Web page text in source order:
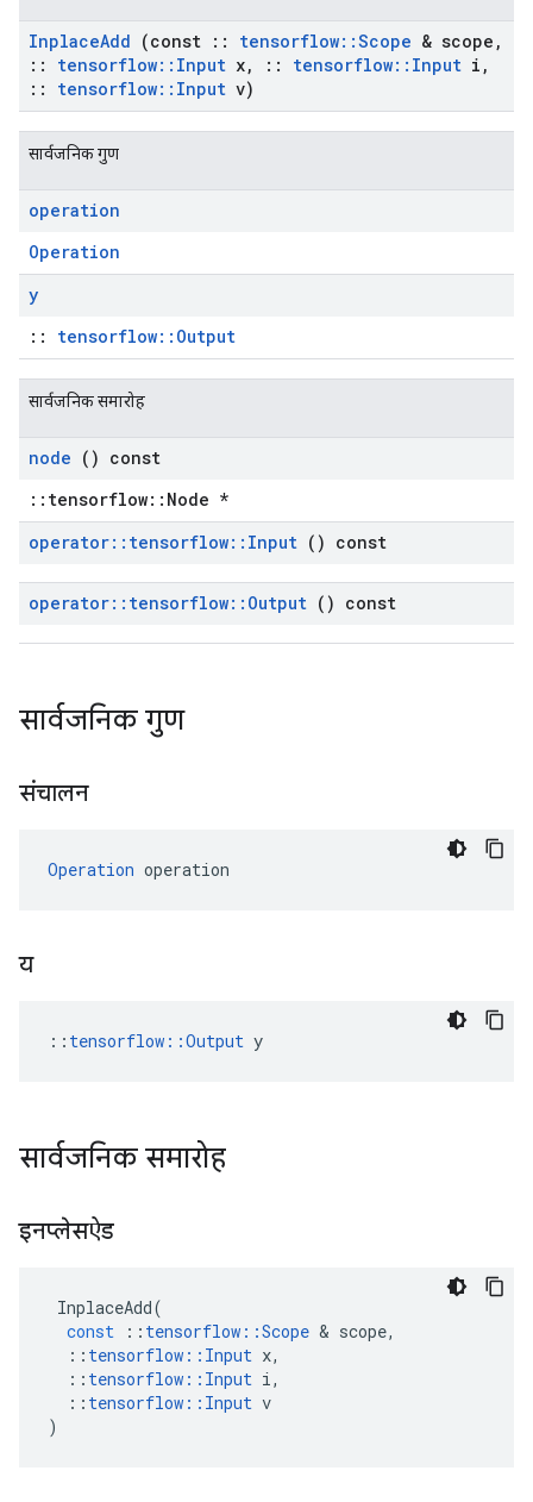
InplaceAdd (const :: tensorflow::Scope & scope ,
::
tensorflow:: Input x, :: tensorflow:: Input i ,
::
tensorflow:: Input v)
सार्वजनिक गुण
operation
Operation
y
:: tensorflow::Output
सार्वजनिक समारोह
node () const
::tensorflow::Node *
operator:: tensorflow:: Input () const
operator:: tensorflow:: Output () const
सार्वजनिक गुण
संचालन
Operation operation
य
:: tensorflow::Output y
सार्वजनिक समारोह
इनप्लेसऐड
InplaceAdd(
const
:: tensorflow ::Scope & scope,
:: tensorflow :: Input x,
:: tensorflow :: Input i,
:: tensorflow :: Input v
)